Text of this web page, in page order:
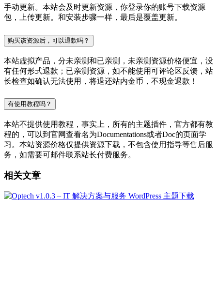
手动更新。本站会及时更新资源，你登录你的账号下载资源
包，上传更新。和安装步骤一样，最后是覆盖更新。
购买该资源后，可以退款吗？
本站虚拟产品，分未亲测和已亲测，未亲测资源价格便宜，没
有任何形式退款；已亲测资源，如不能使用可评论区反馈，站
长检查如确认无法使用，将退还站内金币，不现金退款！
有使用教程吗？
本站不提供使用教程，事实上，所有的主题插件，官方都有教
程的，可以到官网查看名为Documentations或者Doc的页面学
习。本站资源价格仅提供资源下载，不包含使用指导等售后服
务，如需要可邮件联系站长付费服务。
相关文章